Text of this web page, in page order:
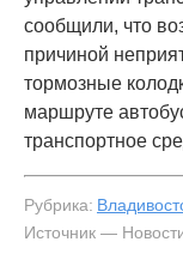
сообщили, что
причиной
тормозные
маршруте
транспортное
Рубрика:
Источник —